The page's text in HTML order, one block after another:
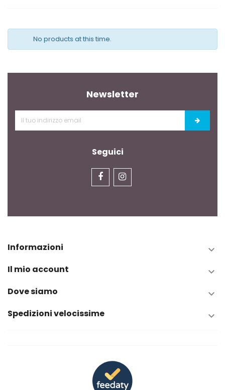
No products at this time.
Newsletter
Seguici
Informazioni 
Il mio account 
Dove siamo 
Spedizioni velocissime 